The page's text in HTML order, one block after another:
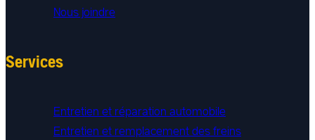
Nous joindre
Services
Entretien et réparation automobile
Entretien et remplacement des freins